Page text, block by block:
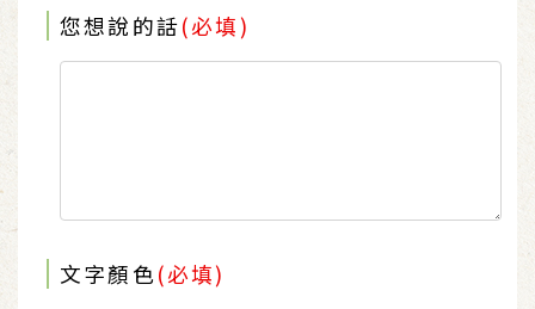
您想說的話(必填)
文字顏色(必填)